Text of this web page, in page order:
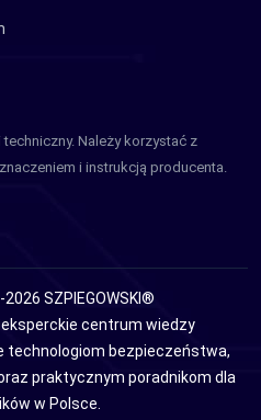
Należy korzystać z
i instrukcją producenta.
SZPIEGOWSKI®
centrum wiedzy
technologiom bezpieczeństwa,
praktycznym poradnikom dla
w Polsce.